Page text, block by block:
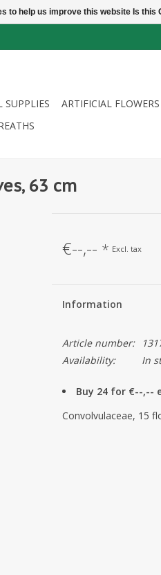
SUPPLIES ARTIFICIAL FLOWERS
63 cm
€--,-- * Excl. tax
Information
Article number:
Availability:
In
Buy 24 for €--,--
Convolvulaceae, 15
to help us improve this website Is this